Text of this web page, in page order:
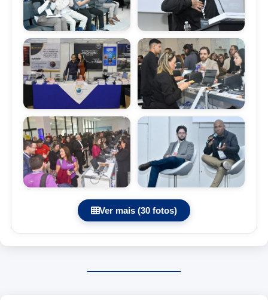
Ver mais (30 fotos)